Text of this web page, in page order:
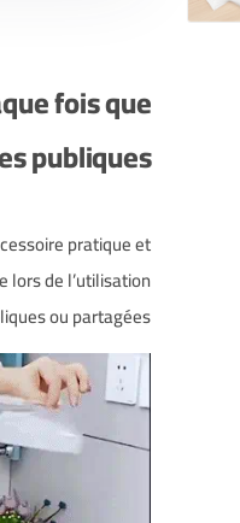
fois que
publiques
pratique et
lors de l’utilisation
ou partagées.